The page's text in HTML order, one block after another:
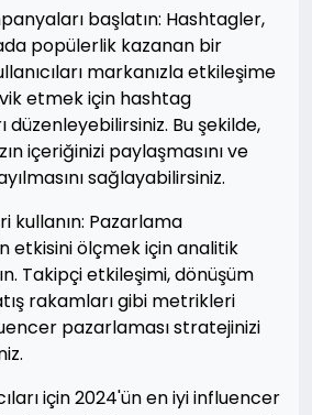
başlatın: Hashtagler,
popülerlik kazanan bir
markanızla etkileşime
etmek için hashtag
düzenleyebilirsiniz. Bu şekilde,
içeriğinizi paylaşmasını ve
sağlayabilirsiniz.
kullanın: Pazarlama
etkisini ölçmek için analitik
Takipçi etkileşimi, dönüşüm
rakamları gibi metrikleri
pazarlaması stratejinizi
için 2024'ün en iyi influencer